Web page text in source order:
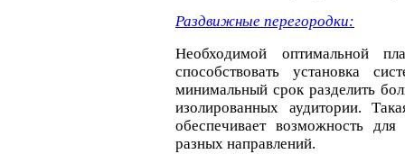
Раздвижные перегородки:
Необходимой оптимальной
способствовать установка
минимальный срок разделить
изолированных аудитории.
обеспечивает возможность
разных направлений.